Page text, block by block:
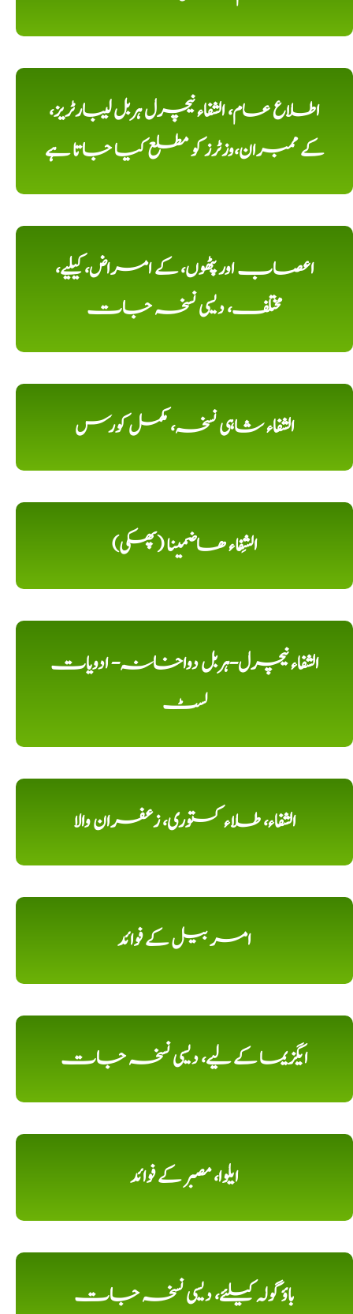
اطلاع عام، الشفاء نیچرل ہربل لیبارٹریز،
کے ممبران،وزٹرز کو مطلع کیا جاتا ہے
اعصاب اور پٹھوں، کے امراض، کیلیے،
مختلف، دیسی نسخہ جات
الشفاء شاہی نسخہ، مکمل کورس
الشِفاء ھاضمینا (پھکی)
الشفاء نیچرل-ہربل دواخانہ- ادویات
لسٹ
الشفاء، طلاء کستوری، زعفران والا
امر بیل کے فوائد
ایگزیما کے لیے، دیسی نسخہ جات
ایلوا، مصبر کے فوائد
باؤ گولہ کیلئے، دیسی نسخہ جات